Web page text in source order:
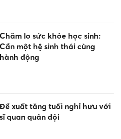
Chăm lo sức khỏe học sinh:
Cần một hệ sinh thái cùng
hành động
Đề xuất tăng tuổi nghỉ hưu với
sĩ quan quân đội